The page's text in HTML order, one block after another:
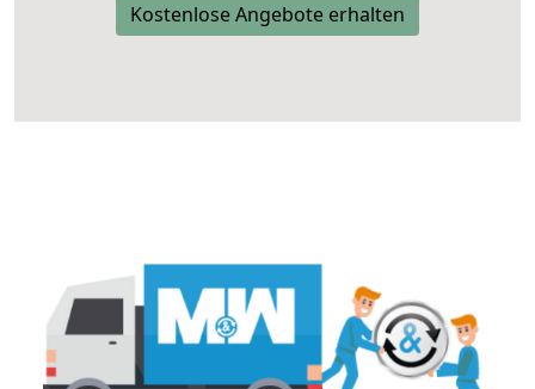
Kostenlose Angebote erhalten